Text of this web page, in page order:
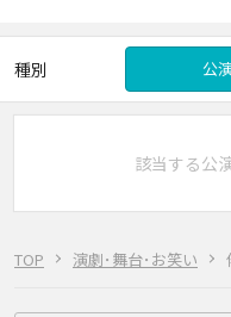
TOP 演劇･舞台･お笑い
種別 公
該当する公